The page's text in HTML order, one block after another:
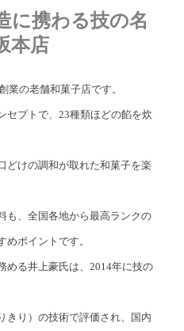
に携わる技の名
本店
業の老舗和菓子店です。
セプトで、23種類ほどの餡を炊
どけの調和が取れた和菓子を楽
も、全国各地から最高ランクの
めポイントです。
める井上豪氏は、2014年に技の
きり）の技術で評価され、国内